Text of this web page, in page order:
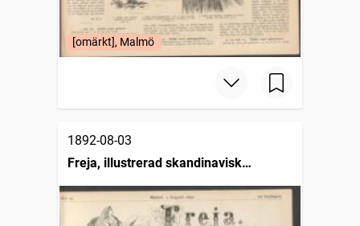
[omärkt], Malmö
1892-08-03
Freja, illustrerad skandinavisk